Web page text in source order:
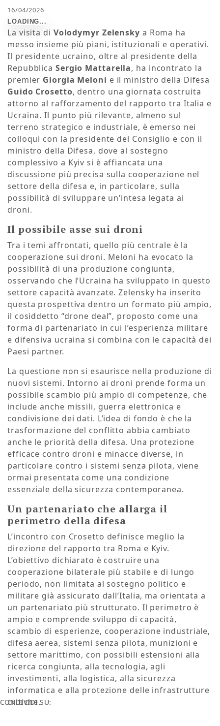
16/04/2026
La visita di Volodymyr Zelensky a Roma ha
messo insieme più piani, istituzionali e operativi.
Il presidente ucraino, oltre al presidente della
Repubblica Sergio Mattarella, ha incontrato la
premier Giorgia Meloni e il ministro della Difesa
Guido Crosetto, dentro una giornata costruita
attorno al rafforzamento del rapporto tra Italia e
Ucraina. Il punto più rilevante, almeno sul
terreno strategico e industriale, è emerso nei
colloqui con la presidente del Consiglio e con il
ministro della Difesa, dove al sostegno
complessivo a Kyiv si è affiancata una
discussione più precisa sulla cooperazione nel
settore della difesa e, in particolare, sulla
possibilità di sviluppare un’intesa legata ai
droni.
Il possibile asse sui droni
Tra i temi affrontati, quello più centrale è la
cooperazione sui droni. Meloni ha evocato la
possibilità di una produzione congiunta,
osservando che l’Ucraina ha sviluppato in questo
settore capacità avanzate. Zelensky ha inserito
questa prospettiva dentro un formato più ampio,
il cosiddetto “drone deal”, proposto come una
forma di partenariato in cui l’esperienza militare
e difensiva ucraina si combina con le capacità dei
Paesi partner.
La questione non si esaurisce nella produzione di
nuovi sistemi. Intorno ai droni prende forma un
possibile scambio più ampio di competenze, che
include anche missili, guerra elettronica e
condivisione dei dati. L’idea di fondo è che la
trasformazione del conflitto abbia cambiato
anche le priorità della difesa. Una protezione
efficace contro droni e minacce diverse, in
particolare contro i sistemi senza pilota, viene
ormai presentata come una condizione
essenziale della sicurezza contemporanea.
Un partenariato che allarga il
perimetro della difesa
L’incontro con Crosetto definisce meglio la
direzione del rapporto tra Roma e Kyiv.
L’obiettivo dichiarato è costruire una
cooperazione bilaterale più stabile e di lungo
periodo, non limitata al sostegno politico e
militare già assicurato dall’Italia, ma orientata a
un partenariato più strutturato. Il perimetro è
ampio e comprende sviluppo di capacità,
scambio di esperienze, cooperazione industriale,
difesa aerea, sistemi senza pilota, munizioni e
settore marittimo, con possibili estensioni alla
ricerca congiunta, alla tecnologia, agli
investimenti, alla logistica, alla sicurezza
informatica e alla protezione delle infrastrutture
critiche.
CONDIVIDI SU: